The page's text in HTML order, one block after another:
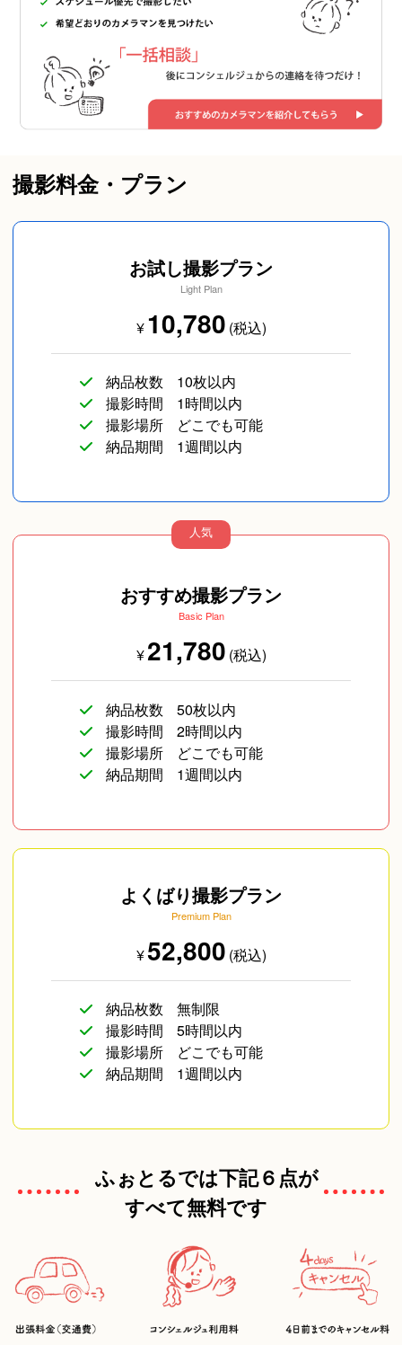
撮影料金・プラン
お試し撮影プラン
Light Plan
¥10,780 (税込)
納品枚数
10枚以内
撮影時間
1時間以内
撮影場所
どこでも可能
納品期間
1週間以内
人気
おすすめ撮影プラン
Basic Plan
¥21,780 (税込)
納品枚数
50枚以内
撮影時間
2時間以内
撮影場所
どこでも可能
納品期間
1週間以内
よくばり撮影プラン
Premium Plan
¥52,800 (税込)
納品枚数
無制限
撮影時間
5時間以内
撮影場所
どこでも可能
納品期間
1週間以内
ふぉとるでは下記６点が
すべて無料です